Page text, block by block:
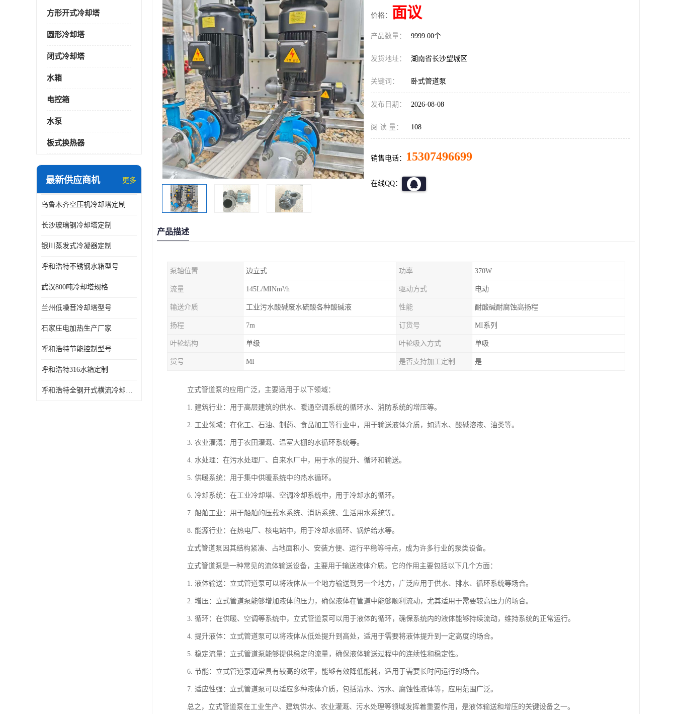
方形开式冷却塔
圆形冷却塔
闭式冷却塔
水箱
电控箱
水泵
板式换热器
最新供应商机 更多
乌鲁木齐空压机冷却塔定制
长沙玻璃钢冷却塔定制
银川蒸发式冷凝器定制
呼和浩特不锈钢水箱型号
武汉800吨冷却塔规格
兰州低噪音冷却塔型号
石家庄电加热生产厂家
呼和浩特节能控制型号
呼和浩特316水箱定制
呼和浩特全钢开式横流冷却塔型号
价格： 面议
产品数量： 9999.00个
发货地址： 湖南省长沙望城区
关键词： 卧式管道泵
发布日期： 2026-08-08
阅 读 量： 108
销售电话： 15307496699
在线QQ：
产品描述
泵轴位置 边立式 功率 370W
流量 145L/MINm³/h 驱动方式 电动
输送介质 工业污水酸碱废水硫酸各种酸碱液 性能 耐酸碱耐腐蚀高扬程
扬程 7m 订货号 MI系列
叶轮结构 单级 叶轮吸入方式 单吸
货号 MI 是否支持加工定制 是
立式管道泵的应用广泛，主要适用于以下领域：
1. 建筑行业：用于高层建筑的供水、暖通空调系统的循环水、消防系统的增压等。
2. 工业领域：在化工、石油、制药、食品加工等行业中，用于输送液体介质，如清水、酸碱溶液、油类等。
3. 农业灌溉：用于农田灌溉、温室大棚的水循环系统等。
4. 水处理：在污水处理厂、自来水厂中，用于水的提升、循环和输送。
5. 供暖系统：用于集中供暖系统中的热水循环。
6. 冷却系统：在工业冷却塔、空调冷却系统中，用于冷却水的循环。
7. 船舶工业：用于船舶的压载水系统、消防系统、生活用水系统等。
8. 能源行业：在热电厂、核电站中，用于冷却水循环、锅炉给水等。
立式管道泵因其结构紧凑、占地面积小、安装方便、运行平稳等特点，成为许多行业的泵类设备。
立式管道泵是一种常见的流体输送设备，主要用于输送液体介质。它的作用主要包括以下几个方面：
1. 液体输送：立式管道泵可以将液体从一个地方输送到另一个地方，广泛应用于供水、排水、循环系统等场合。
2. 增压：立式管道泵能够增加液体的压力，确保液体在管道中能够顺利流动，尤其适用于需要较高压力的场合。
3. 循环：在供暖、空调等系统中，立式管道泵可以用于液体的循环，确保系统内的液体能够持续流动，维持系统的正常运行。
4. 提升液体：立式管道泵可以将液体从低处提升到高处，适用于需要将液体提升到一定高度的场合。
5. 稳定流量：立式管道泵能够提供稳定的流量，确保液体输送过程中的连续性和稳定性。
6. 节能：立式管道泵通常具有较高的效率，能够有效降低能耗，适用于需要长时间运行的场合。
7. 适应性强：立式管道泵可以适应多种液体介质，包括清水、污水、腐蚀性液体等，应用范围广泛。
总之，立式管道泵在工业生产、建筑供水、农业灌溉、污水处理等领域发挥着重要作用，是液体输送和增压的关键设备之一。